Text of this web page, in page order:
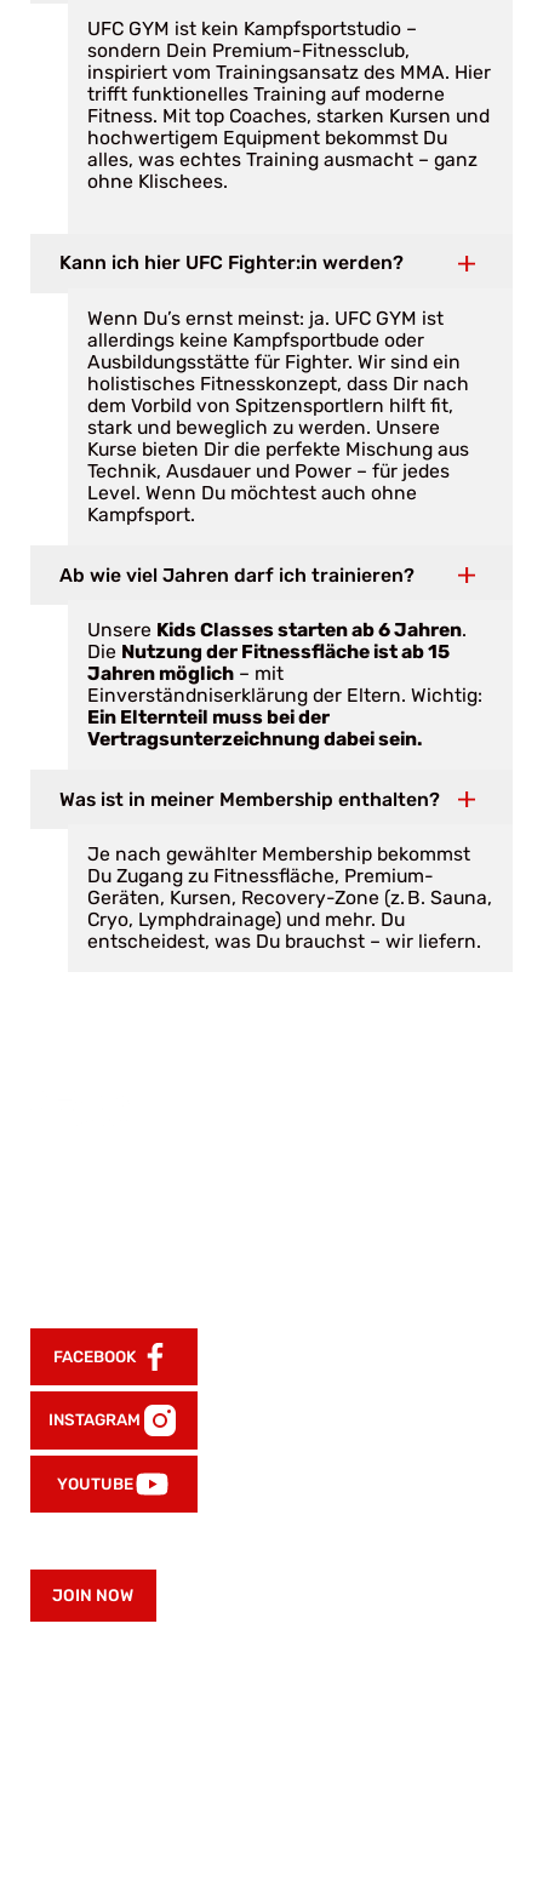
UFC GYM ist kein Kampfsportstudio –
sondern Dein Premium-Fitnessclub,
inspiriert vom Trainingsansatz des MMA. Hier
trifft funktionelles Training auf moderne
Fitness. Mit top Coaches, starken Kursen und
hochwertigem Equipment bekommst Du
alles, was echtes Training ausmacht – ganz
ohne Klischees.
Kann ich hier UFC Fighter:in werden?
Wenn Du’s ernst meinst: ja. UFC GYM ist
allerdings keine Kampfsportbude oder
Ausbildungsstätte für Fighter. Wir sind ein
holistisches Fitnesskonzept, dass Dir nach
dem Vorbild von Spitzensportlern hilft fit,
stark und beweglich zu werden. Unsere
Kurse bieten Dir die perfekte Mischung aus
Technik, Ausdauer und Power – für jedes
Level. Wenn Du möchtest auch ohne
Kampfsport.
Ab wie viel Jahren darf ich trainieren?
Unsere Kids Classes starten ab 6 Jahren.
Die Nutzung der Fitnessfläche ist ab 15
Jahren möglich– mit
Einverständniserklärung der Eltern. Wichtig:
Ein Elternteil muss bei der
Vertragsunterzeichnung dabei sein.
Was ist in meiner Membership enthalten?
Je nach gewählter Membership bekommst
Du Zugang zu Fitnessfläche, Premium-
Geräten, Kursen, Recovery-Zone (z. B. Sauna,
Cryo, Lymphdrainage) und mehr. Du
entscheidest, was Du brauchst – wir liefern.
FACEBOOK
INSTAGRAM
YOUTUBE
JOIN NOW